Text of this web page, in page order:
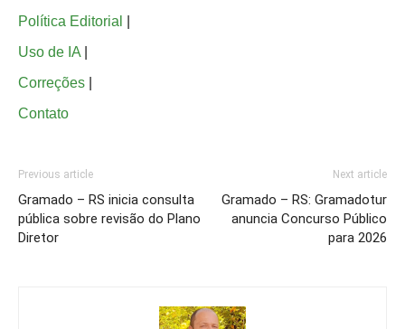
Política Editorial
Uso de IA
Correções
Contato
Previous article
Gramado – RS inicia consulta
pública sobre revisão do Plano
Diretor
Next article
Gramado – RS: Gramadotur
anuncia Concurso Público
para 2026